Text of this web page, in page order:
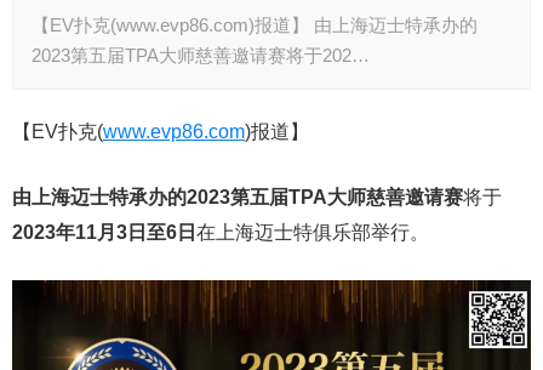
【EV扑克(www.evp86.com)报道】 由上海迈士特承办的
2023第五届TPA大师慈善邀请赛将于202…
【EV扑克(www.evp86.com)报道】
由上海迈士特承办的2023第五届TPA大师慈善邀请赛将于
2023年11月3日至6日 在上海迈士特俱乐部举行。